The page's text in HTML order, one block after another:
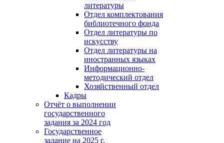
литературы
Отдел комплектования
библиотечного фонда
Отдел литературы по
искусству
Отдел литературы на
иностранных языках
Информационно-
методический отдел
Хозяйственный отдел
Кадры
Отчёт о выполнении
государственного
задания за 2024 год
Государственное
задание на 2025 г.